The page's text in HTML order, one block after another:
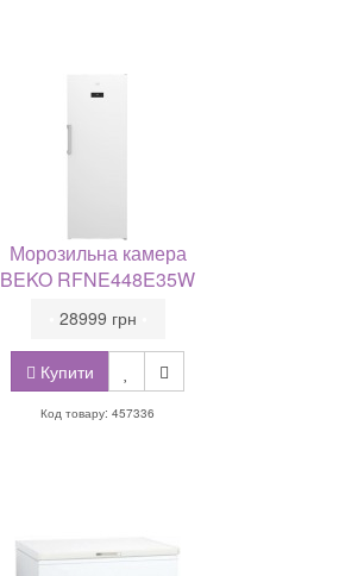
Морозильна камера
BEKO RFNE448E35W
Купити
28999 грн
Код товару: 457336